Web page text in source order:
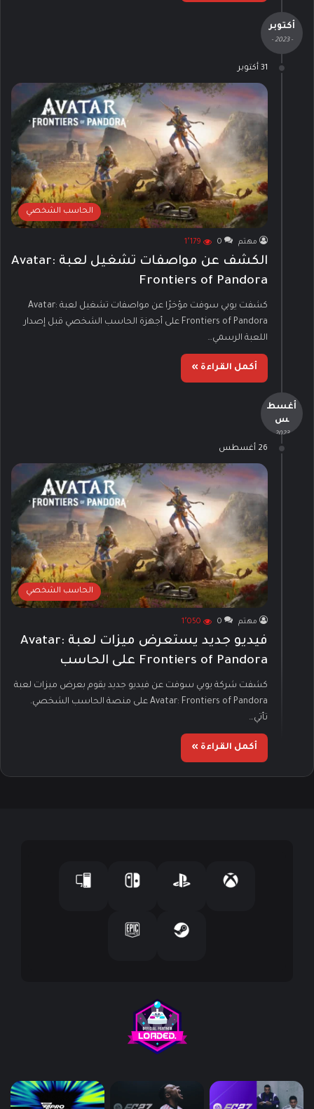
أكتوبر
- 2023 -
31 أكتوبر
الحاسب الشخصي
مهتم 0 1٬179
الكشف عن مواصفات تشغيل لعبة Avatar:
Frontiers of Pandora
كشفت يوبي سوفت مؤخرًا عن مواصفات تشغيل لعبة Avatar:
Frontiers of Pandora على أجهزة الحاسب الشخصي قبل إصدار
اللعبة الرسمي…
أكمل القراءة »
أغسط
س
- 2023 -
26 أغسطس
الحاسب الشخصي
مهتم 0 1٬050
فيديو جديد يستعرض ميزات لعبة Avatar:
Frontiers of Pandora على الحاسب
كشفت شركة يوبي سوفت عن فيديو جديد يقوم بعرض ميزات لعبة
Avatar: Frontiers of Pandora على منصة الحاسب الشخصي.
تأتي…
أكمل القراءة »